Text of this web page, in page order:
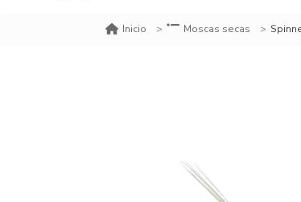
Inicio Moscas secas